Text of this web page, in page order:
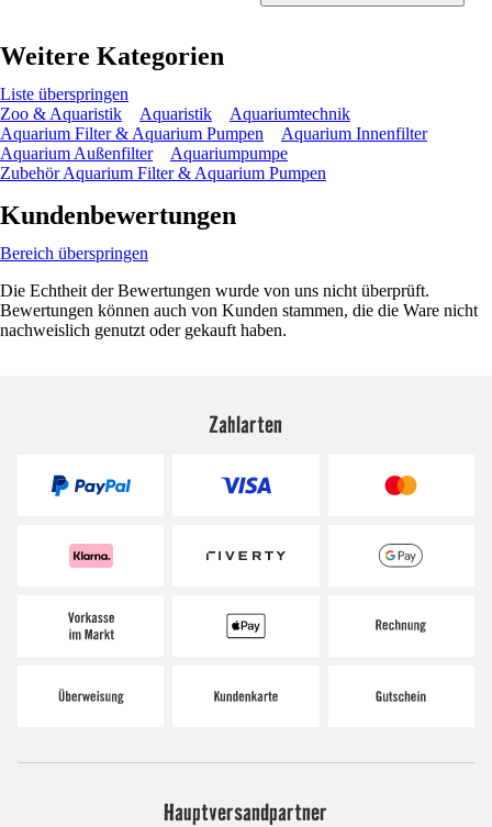
Weitere Kategorien
Liste überspringen
Zoo & Aquaristik
Aquaristik
Aquariumtechnik
Aquarium Filter & Aquarium Pumpen
Aquarium Innenfilter
Aquarium Außenfilter
Aquariumpumpe
Zubehör Aquarium Filter & Aquarium Pumpen
Kundenbewertungen
Bereich überspringen
Die Echtheit der Bewertungen wurde von uns nicht überprüft.
Bewertungen können auch von Kunden stammen, die die Ware nicht
nachweislich genutzt oder gekauft haben.
Zahlarten
Hauptversandpartner